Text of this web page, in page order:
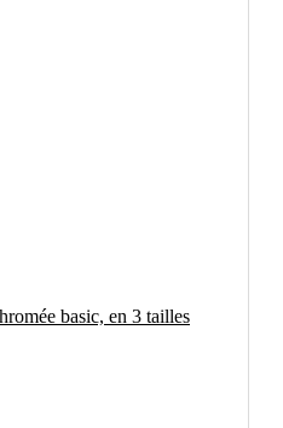
basic, en 3 tailles